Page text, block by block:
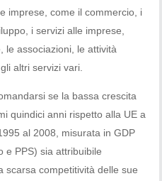
imprese, come il commercio, i
i servizi alle imprese,
le associazioni, le attività
altri servizi vari.
se la bassa crescita
quindici anni rispetto alla UE a
al 2008, misurata in GDP
e PPS) sia attribuibile
scarsa competitività delle sue